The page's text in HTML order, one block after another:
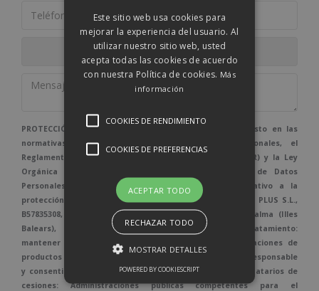
PROTECCIÓN DE DATOS: De conformidad con lo dispuesto en las
normativas vigentes en protección de datos personales, el
Reglamento (UE) 2016/679, de 27 de abril de 2016 (GDPR) y la Ley
Orgánica 3/2018, de 5 de diciembre de Protección de Datos
Personales y garantía de los derechos digitales relativo a la
protección de las personas físicas. Responsable: BALEAR PLUS S.L.,
B57835308, Carretera Valldemossa, 57, bajos, - 07010 Palma (Illes
Balears), info@inmogestionbalear.com Fines del tratamiento:
mantener una relación comercial y envío de comunicaciones de
productos o servicios Legitimación: Obligación legal del Responsable
y consentimiento del interesado cuando proceda. Destinatarios de
cesiones: Administraciones públicas competentes para el
Este sitio web usa cookies para
mejorar la experiencia del usuario. Al
utilizar nuestro sitio web, usted
acepta todas las cookies de acuerdo
con nuestra Política de cookies. Más
información
COOKIES DE RENDIMIENTO
COOKIES DE PREFERENCIAS
ACEPTAR TODO
RECHAZAR TODO
MOSTRAR DETALLES
POWERED BY COOKIESCRIPT